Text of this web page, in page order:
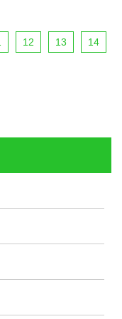
12 13 14